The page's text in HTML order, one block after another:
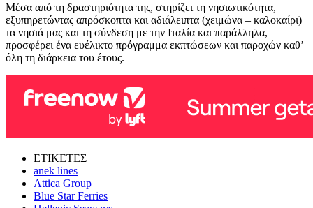
Μέσα από τη δραστηριότητα της, στηρίζει τη νησιωτικότητα,
εξυπηρετώντας απρόσκοπτα και αδιάλειπτα (χειμώνα – καλοκαίρι)
τα νησιά μας και τη σύνδεση με την Ιταλία και παράλληλα,
προσφέρει ένα ευέλικτο πρόγραμμα εκπτώσεων και παροχών καθ’
όλη τη διάρκεια του έτους.
ΕΤΙΚΕΤΕΣ
anek lines
Attica Group
Blue Star Ferries